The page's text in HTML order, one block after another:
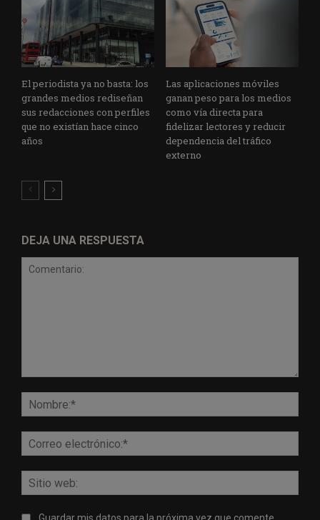
El periodista ya no basta: los
grandes medios rediseñan
sus redacciones con perfiles
que no existían hace cinco
años
Las aplicaciones móviles
ganan peso para los medios
como vía directa para
fidelizar lectores y reducir
dependencia del tráfico
externo
DEJA UNA RESPUESTA
Guardar mis datos para la próxima vez que comente